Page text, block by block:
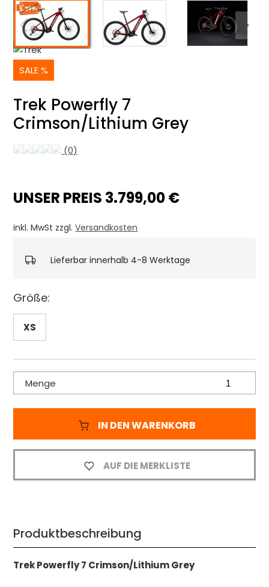
SALE %
Trek Powerfly 7
Crimson/Lithium Grey
(0)
UNSER PREIS 3.799,00 €
inkl. MwSt zzgl.Versandkosten
Lieferbar innerhalb 4-8 Werktage
Größe:
XS
Menge
IN DEN WARENKORB
AUF DIE MERKLISTE
Produktbeschreibung
Trek Powerfly 7 Crimson/Lithium Grey